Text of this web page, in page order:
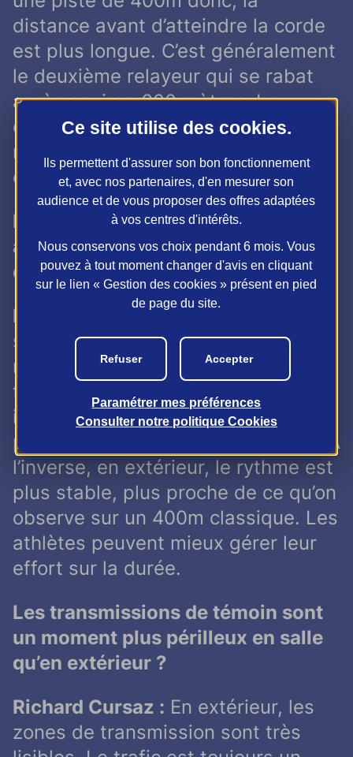
distance avant d’atteindre la corde
est plus longue. C’est généralement
le deuxième relayeur qui se rabat
après environ 600 mètres. La
course y est souvent plus étirée,
moins compacte qu’en salle, ce qui
change radicalement la donne.
Le rythme de course diffère-t-il
aussi entre ces deux
environnements ?
Richard Cursaz :Absolument ! En
salle, le rythme est plus irrégulier,
marqué par des relances
fréquentes à la sortie des virages
inclinés. Cela donne une sensation
plus explosive, presque haletante. À
l’inverse, en extérieur, le rythme est
plus stable, plus proche de ce qu’on
observe sur un 400m classique. Les
athlètes peuvent mieux gérer leur
effort sur la durée.
Les transmissions de témoin sont
un moment plus périlleux en salle
qu’en extérieur ?
Richard Cursaz : En extérieur, les
zones de transmission sont très
Ce site utilise des cookies.
Ils permettent d'assurer son bon fonctionnement
et, avec nos partenaires, d'en mesurer son
audience et de vous proposer des offres adaptées
à vos centres d'intérêts.
Nous conservons vos choix pendant 6 mois. Vous
pouvez à tout moment changer d'avis en cliquant
sur le lien « Gestion des cookies » présent en pied
de page du site.
Accepter
Refuser
Paramétrer mes préférences
Consulter notre politique Cookies